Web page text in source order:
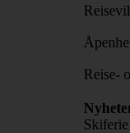
Reise-
Skiferie